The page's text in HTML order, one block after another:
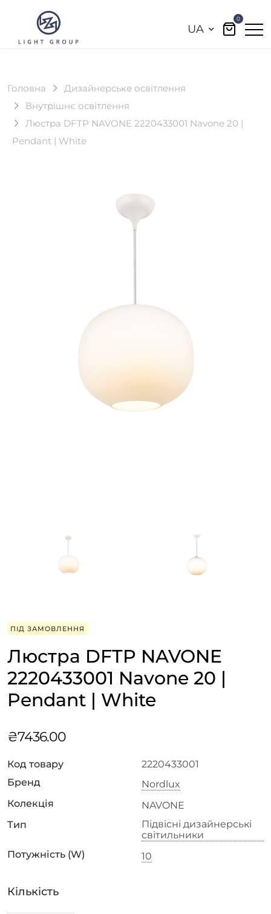
UA
0
Головна
Дизайнерське освітлення
Внутрішнє освітлення
Люстра DFTP NAVONE 2220433001 Navone 20 |
Pendant | White
ПІД ЗАМОВЛЕННЯ
Люстра DFTP NAVONE
2220433001 Navone 20 |
Pendant | White
₴7436.00
Код товару
2220433001
Бренд
Nordlux
Колекція
NAVONE
Тип
Підвісні дизайнерські
світильники
Потужність (W)
10
Кількість